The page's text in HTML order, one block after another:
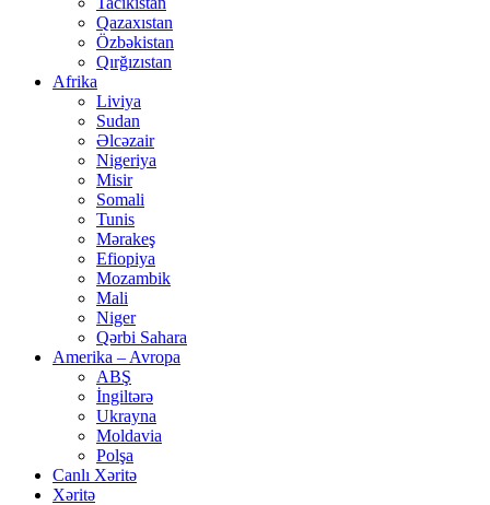
Qazaxıstan
Özbəkistan
Qırğızıstan
Afrika
Liviya
Sudan
Əlcəzair
Nigeriya
Misir
Somali
Tunis
Mərakeş
Efiopiya
Mozambik
Mali
Niger
Qərbi Sahara
Amerika – Avropa
ABŞ
İngiltərə
Ukrayna
Moldavia
Polşa
Canlı Xəritə
Xəritə